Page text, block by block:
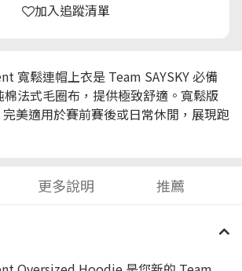
加入追蹤清單
寬鬆連帽上衣是 Team SAYSKY 必備
法式毛圈布，提供極致舒適。寬鬆版
美適用於賽前賽後或日常休閒，展現跑
更多說明 推薦